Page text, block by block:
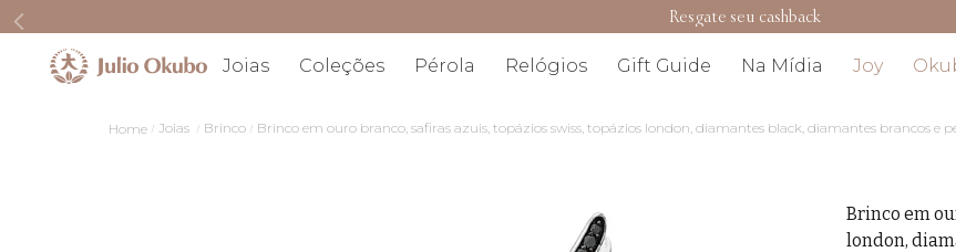
Resgate seu cashback
Joias Coleções Pérola Relógios Gift Guide Na Mídia Joy
Joias Brinco Brinco em ouro branco, safiras azuis, topázios swiss, topázios london, diamantes black, diamantes brancos e
Brinco em
london,